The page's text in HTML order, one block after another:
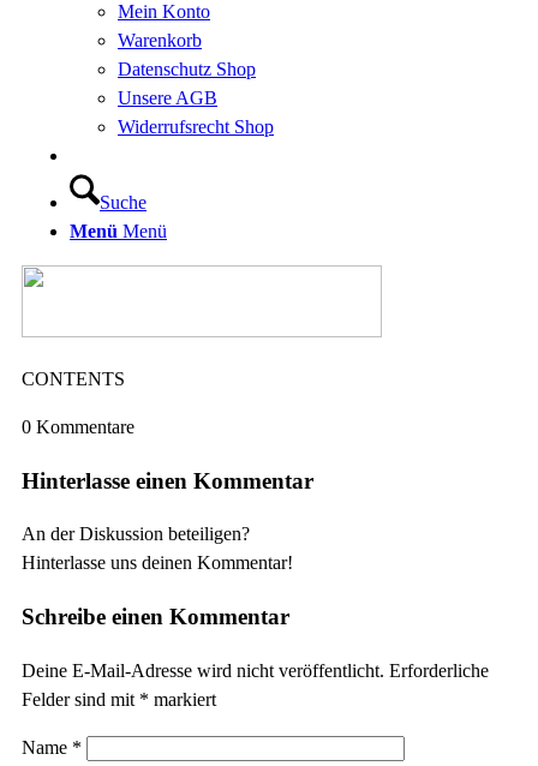
Mein Konto
Warenkorb
Datenschutz Shop
Unsere AGB
Widerrufsrecht Shop
Suche
Menü Menü
CONTENTS
0 Kommentare
Hinterlasse einen Kommentar
An der Diskussion beteiligen?
Hinterlasse uns deinen Kommentar!
Schreibe einen Kommentar
Deine E-Mail-Adresse wird nicht veröffentlicht. Erforderliche
Felder sind mit * markiert
Name *